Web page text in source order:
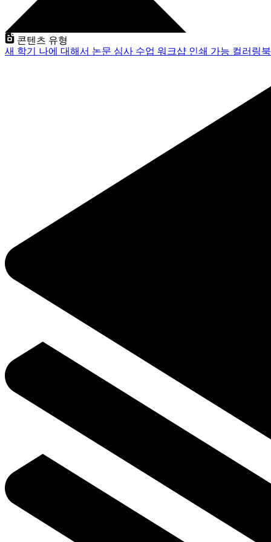
콘텐츠 유형
새 학기 나에 대해서 논문 심사 수업 워크샵 인쇄 가능 컬러링북